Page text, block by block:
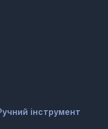
інструмент